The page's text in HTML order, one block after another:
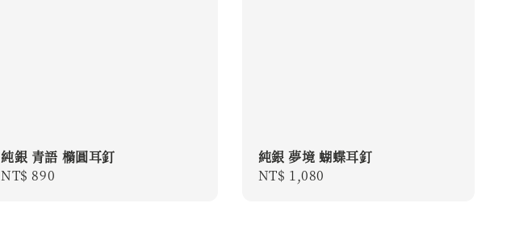
純銀 青語 橢圓耳釘
Regular
NT$ 890
純銀 夢境 蝴蝶耳釘
Regular
NT$ 1,080